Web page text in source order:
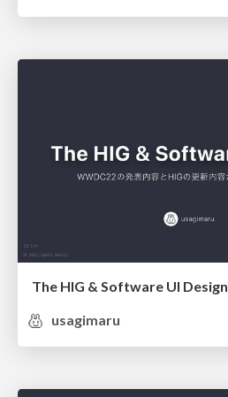
The HIG & Software UI Design
usagimaru